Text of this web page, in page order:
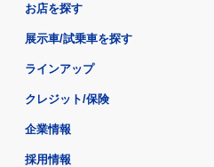
お店を探す
展示車/試乗車を探す
ラインアップ
クレジット/保険
企業情報
採用情報